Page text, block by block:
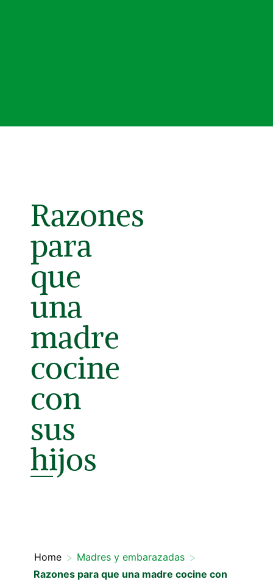
Razones
para
que
una
madre
cocine
con
sus
hijos
Home > Madres y embarazadas >
Razones para que una madre cocine con